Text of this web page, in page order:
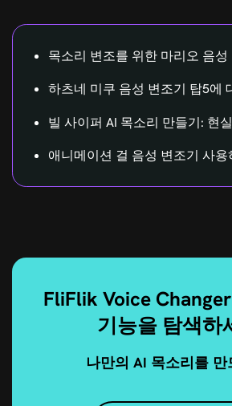
목소리 변조를 위한 마리오 음성
하츠네 미쿠 음성 변조기 탑5에
빌 사이퍼 AI 목소리 만들기: 현
애니메이션 걸 음성 변조기 사용
FliFlik Voice
기능을 탐색하
나만의 AI 목소리를 만